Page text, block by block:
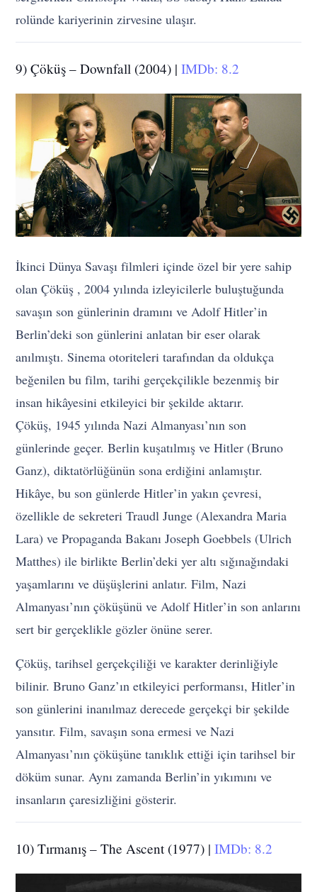
rolünde kariyerinin zirvesine ulaşır.
9) Çöküş – Downfall (2004) |IMDb: 8.2
İkinci Dünya Savaşı filmleri içinde özel bir yere sahip
olan Çöküş , 2004 yılında izleyicilerle buluştuğunda
savaşın son günlerinin dramını ve Adolf Hitler’in
Berlin’deki son günlerini anlatan bir eser olarak
anılmıştı. Sinema otoriteleri tarafından da oldukça
beğenilen bu film, tarihi gerçekçilikle bezenmiş bir
insan hikâyesini etkileyici bir şekilde aktarır.
Çöküş, 1945 yılında Nazi Almanyası’nın son
günlerinde geçer. Berlin kuşatılmış ve Hitler (Bruno
Ganz), diktatörlüğünün sona erdiğini anlamıştır.
Hikâye, bu son günlerde Hitler’in yakın çevresi,
özellikle de sekreteri Traudl Junge (Alexandra Maria
Lara) ve Propaganda Bakanı Joseph Goebbels (Ulrich
Matthes) ile birlikte Berlin’deki yer altı sığınağındaki
yaşamlarını ve düşüşlerini anlatır. Film, Nazi
Almanyası’nın çöküşünü ve Adolf Hitler’in son anlarını
sert bir gerçeklikle gözler önüne serer.
Çöküş, tarihsel gerçekçiliği ve karakter derinliğiyle
bilinir. Bruno Ganz’ın etkileyici performansı, Hitler’in
son günlerini inanılmaz derecede gerçekçi bir şekilde
yansıtır. Film, savaşın sona ermesi ve Nazi
Almanyası’nın çöküşüne tanıklık ettiği için tarihsel bir
döküm sunar. Aynı zamanda Berlin’in yıkımını ve
insanların çaresizliğini gösterir.
10) Tırmanış – The Ascent (1977) |IMDb: 8.2